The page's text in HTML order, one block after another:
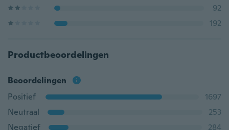
92
192
Productbeoordelingen
Beoordelingen
Positief
1697
Neutraal
253
Negatief
284